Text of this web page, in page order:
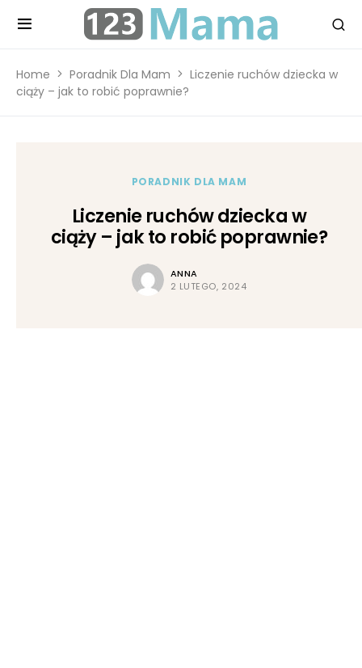
Home Poradnik Dla Mam
Liczenie ruchów dziecka w
ciąży – jak to robić poprawnie?
PORADNIK DLA MAM
Liczenie ruchów dziecka w
ciąży – jak to robić poprawnie?
ANNA
2 LUTEGO, 2024